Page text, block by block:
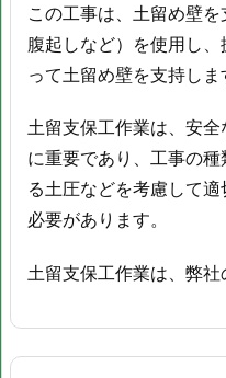
この工事は、土留め壁
腹起しなど）を使用し
って土留め壁を支持しま
土留支保工作業は、安
に重要であり、工事の
る土圧などを考慮して
必要があります。
土留支保工作業は、弊社